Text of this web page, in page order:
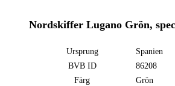
Nordskiffer Lugano Grön,
Ursprung
Spanien
BVB ID
86208
Färg
Grön